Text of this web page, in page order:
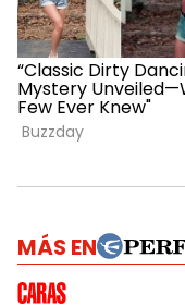
MÁS EN